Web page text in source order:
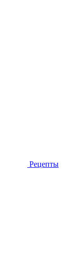
Рецепты